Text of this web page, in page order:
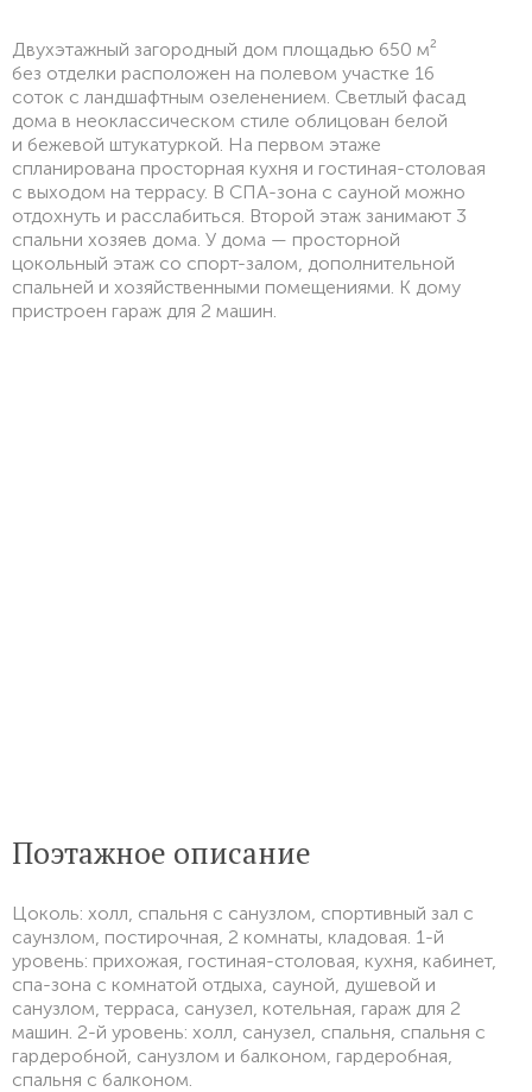
Двухэтажный загородный дом площадью 650 м²
без отделки расположен на полевом участке 16
соток с ландшафтным озеленением. Светлый фасад
дома в неоклассическом стиле облицован белой
и бежевой штукатуркой. На первом этаже
спланирована просторная кухня и гостиная-столовая
с выходом на террасу. В СПА-зона с сауной можно
отдохнуть и расслабиться. Второй этаж занимают 3
спальни хозяев дома. У дома — просторной
цокольный этаж со спорт-залом, дополнительной
спальней и хозяйственными помещениями. К дому
пристроен гараж для 2 машин.
Поэтажное описание
Цоколь: холл, спальня с санузлом, спортивный зал с
саунзлом, постирочная, 2 комнаты, кладовая. 1-й
уровень: прихожая, гостиная-столовая, кухня, кабинет,
спа-зона с комнатой отдыха, сауной, душевой и
санузлом, терраса, санузел, котельная, гараж для 2
машин. 2-й уровень: холл, санузел, спальня, спальня с
гардеробной, санузлом и балконом, гардеробная,
спальня с балконом.